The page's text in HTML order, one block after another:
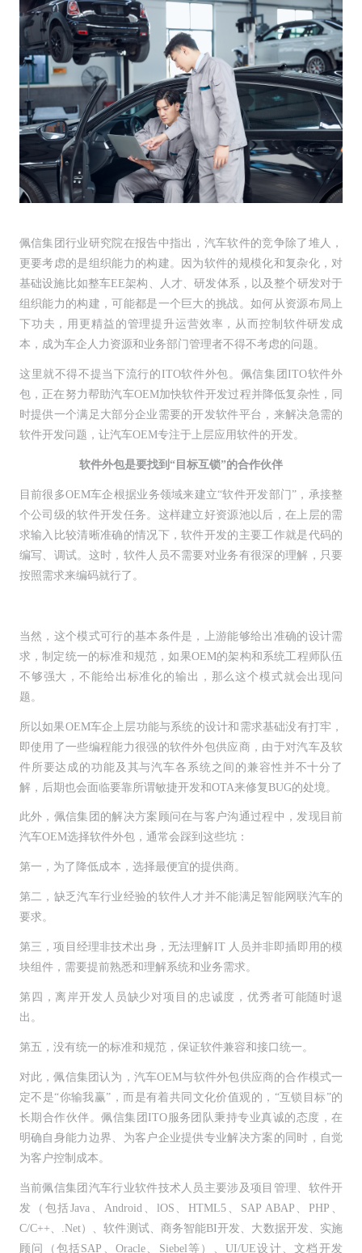
佩信集团行业研究院在报告中指出，汽车软件的竞争除了堆人，
更要考虑的是组织能力的构建。因为软件的规模化和复杂化，对
基础设施比如整车EE架构、人才、研发体系，以及整个研发对于
组织能力的构建，可能都是一个巨大的挑战。如何从资源布局上
下功夫，用更精益的管理提升运营效率，从而控制软件研发成
本，成为车企人力资源和业务部门管理者不得不考虑的问题。
这里就不得不提当下流行的ITO软件外包。佩信集团ITO软件外
包，正在努力帮助汽车OEM加快软件开发过程并降低复杂性，同
时提供一个满足大部分企业需要的开发软件平台，来解决急需的
软件开发问题，让汽车OEM专注于上层应用软件的开发。
软件外包是要找到“目标互锁”的合作伙伴
目前很多OEM车企根据业务领域来建立“软件开发部门”，承接整
个公司级的软件开发任务。这样建立好资源池以后，在上层的需
求输入比较清晰准确的情况下，软件开发的主要工作就是代码的
编写、调试。这时，软件人员不需要对业务有很深的理解，只要
按照需求来编码就行了。
当然，这个模式可行的基本条件是，上游能够给出准确的设计需
求，制定统一的标准和规范，如果OEM的架构和系统工程师队伍
不够强大，不能给出标准化的输出，那么这个模式就会出现问
题。
所以如果OEM车企上层功能与系统的设计和需求基础没有打牢，
即使用了一些编程能力很强的软件外包供应商，由于对汽车及软
件所要达成的功能及其与汽车各系统之间的兼容性并不十分了
解，后期也会面临要靠所谓敏捷开发和OTA来修复BUG的处境。
此外，佩信集团的解决方案顾问在与客户沟通过程中，发现目前
汽车OEM选择软件外包，通常会踩到这些坑：
第一，为了降低成本，选择最便宜的提供商。
第二，缺乏汽车行业经验的软件人才并不能满足智能网联汽车的
要求。
第三，项目经理非技术出身，无法理解IT 人员并非即插即用的模
块组件，需要提前熟悉和理解系统和业务需求。
第四，离岸开发人员缺少对项目的忠诚度，优秀者可能随时退
出。
第五，没有统一的标准和规范，保证软件兼容和接口统一。
对此，佩信集团认为，汽车OEM与软件外包供应商的合作模式一
定不是“你输我赢”，而是有着共同文化价值观的，“互锁目标”的
长期合作伙伴。佩信集团ITO服务团队秉持专业真诚的态度，在
明确自身能力边界、为客户企业提供专业解决方案的同时，自觉
为客户控制成本。
当前佩信集团汽车行业软件技术人员主要涉及项目管理、软件开
发（包括Java、Android、lOS、HTML5、SAP ABAP、PHP、
C/C++、.Net）、软件测试、商务智能BI开发、大数据开发、实施
顾问（包括SAP、Oracle、Siebel等）、UI/UE设计、文档开发